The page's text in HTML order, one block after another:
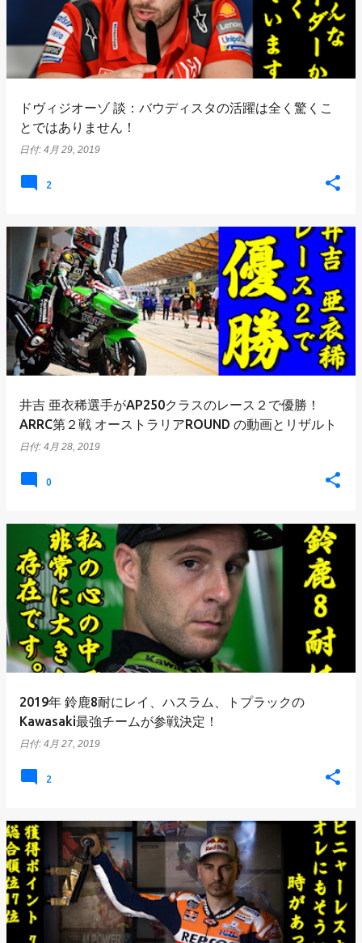
ドヴィジオーゾ 談：バウディスタの活躍は全く驚くこ
とではありません！
日付: 4月 29, 2019
2
井吉 亜衣稀選手がAP250クラスのレース２で優勝！
ARRC第２戦 オーストラリアROUND の動画とリザルト
日付: 4月 28, 2019
0
2019年 鈴鹿8耐にレイ、ハスラム、トプラックの
Kawasaki最強チームが参戦決定！
日付: 4月 27, 2019
2